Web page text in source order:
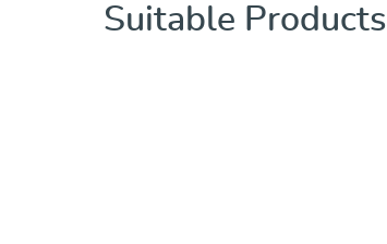
Suitable Products
5 étoiles